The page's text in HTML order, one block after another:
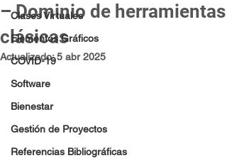
Clases Virtuales
Elementos Gráficos
COVID-19
Software
Bienestar
Gestión de Proyectos
Referencias Bibliográficas
– Dominio de herramientas
clásicas
Actualizado:5 abr 2025